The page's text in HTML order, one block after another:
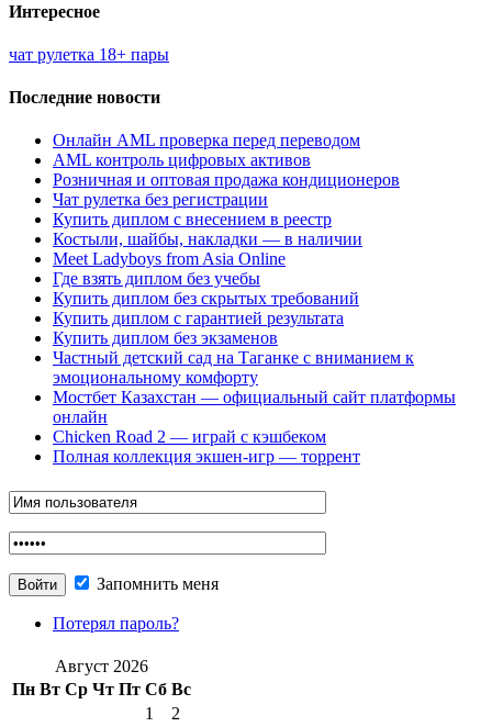
Интересное
чат рулетка 18+ пары
Последние новости
Онлайн AML проверка перед переводом
AML контроль цифровых активов
Розничная и оптовая продажа кондиционеров
Чат рулетка без регистрации
Купить диплом с внесением в реестр
Костыли, шайбы, накладки — в наличии
Meet Ladyboys from Asia Online
Где взять диплом без учебы
Купить диплом без скрытых требований
Купить диплом с гарантией результата
Купить диплом без экзаменов
Частный детский сад на Таганке с вниманием к
эмоциональному комфорту
Мостбет Казахстан — официальный сайт платформы
онлайн
Chicken Road 2 — играй с кэшбеком
Полная коллекция экшен-игр — торрент
Запомнить меня
Потерял пароль?
Август 2026
Пн Вт Ср Чт Пт Сб Вс
1
2